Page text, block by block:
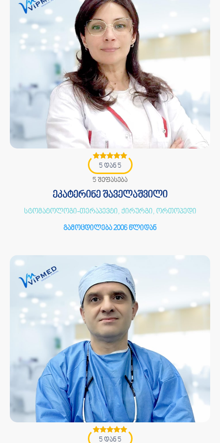
5 დან 5
5 შეფასება
ეკატერინე შაველაშვილი
სტომატოლოგი-თერაპევტი, ქირურგი, ორთოპედი
გამოცდილება 2006 წლიდან
5 დან 5